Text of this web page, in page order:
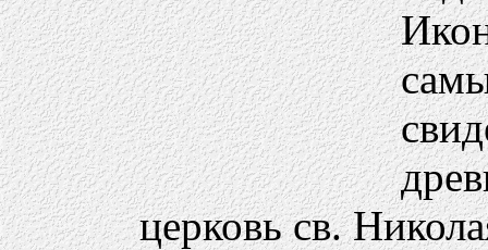
церковь св.